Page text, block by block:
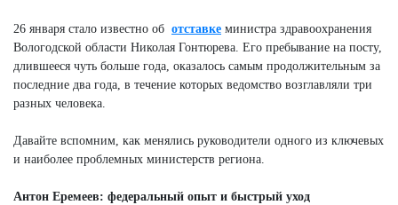
26 января стало известно об отставке министра здравоохранения
Вологодской области Николая Гонтюрева. Его пребывание на посту,
длившееся чуть больше года, оказалось самым продолжительным за
последние два года, в течение которых ведомство возглавляли три
разных человека.
Давайте вспомним, как менялись руководители одного из ключевых
и наиболее проблемных министерств региона.
Антон Еремеев: федеральный опыт и быстрый уход